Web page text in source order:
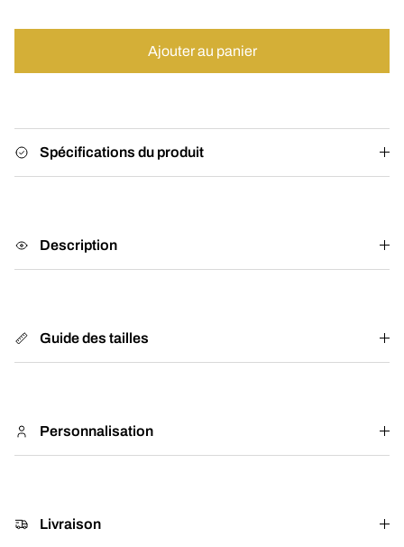
Ajouter au panier
Spécifications du produit
Description
Guide des tailles
Personnalisation
Livraison